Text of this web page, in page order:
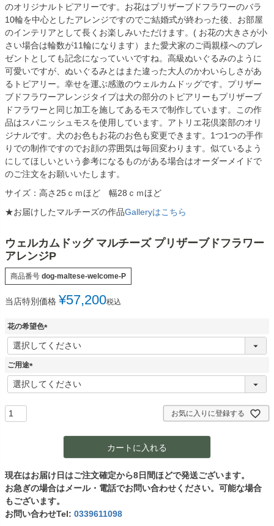
のオリジナルトピアリーです。お花はプリザーブドフラワーのバラ
10輪を中心としたアレンジですのでご結婚式が終わった後、お部屋
のインテリアとして長くお楽しみいただけます。( お花の大きさが小
さい場合は輪数が11輪になります）また愛犬家のご両親様へのプレ
ゼントとしても記念になっていいですね。高級ぬいぐるみのように
可愛いですが、ぬいぐるみとはまた違った大人のかわいらしさがあ
るトピアリー。幸せを運ぶ感激のウェルカムドッグです。プリザー
ブドフラワーアレンジタイプは犬の部分のトピアリーもプリザーブ
ドフラワーと同じ加工を施してあるモスで制作しています。この作
品はスパニッシュモスを使用しています。アトリエ花倶楽部のオリ
ジナルです。犬のお色もお花のお色も変更できます。1つ1つの手作
りでの制作ですのでお顔の雰囲気は毎回変わります。似ているよう
にしてほしいという参考になるものがある場合はオーダーメイドで
のご注文をお願いいたします。
サイズ：高さ25ｃｍほど 幅28ｃｍほど
★お届けしたマルチーズの作品Galleryはこちら
ウェルカムドッグ マルチーズ プリザーブドフラワー
アレンジP
商品番号 dog-maltese-welcome-P
当店特別価格 ¥57,200税込
花の希望色
(
必
ご用途
(
必
お気に入りに登録する
カートに入れる
現在はお届け日はご注文確定から8日間ほどで発送ございます。
お急ぎの場合はメール・電話でお問い合わせください。可能な場合
もございます。
お問い合わせTel: 0339611098